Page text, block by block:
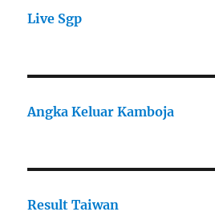
Live Sgp
Angka Keluar Kamboja
Result Taiwan